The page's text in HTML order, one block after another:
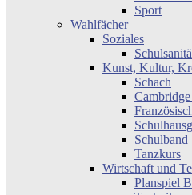
Sport
Wahlfächer
Soziales
Kunst, Kultur,
Schach
Schulband
Tanzkurs
Wirtschaft und
Planspiel